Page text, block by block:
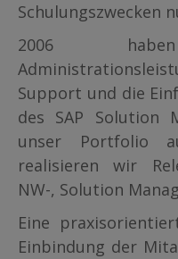
Schulungszwecken
2006
Support und die
des SAP Solution
unser Portfolio
realisieren wir
NW-, Solution
Eine
Einbindung der